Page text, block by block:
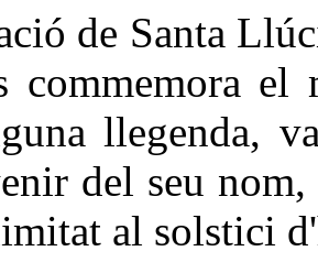
de Santa
commemora
llegenda,
del seu nom,
al solstici